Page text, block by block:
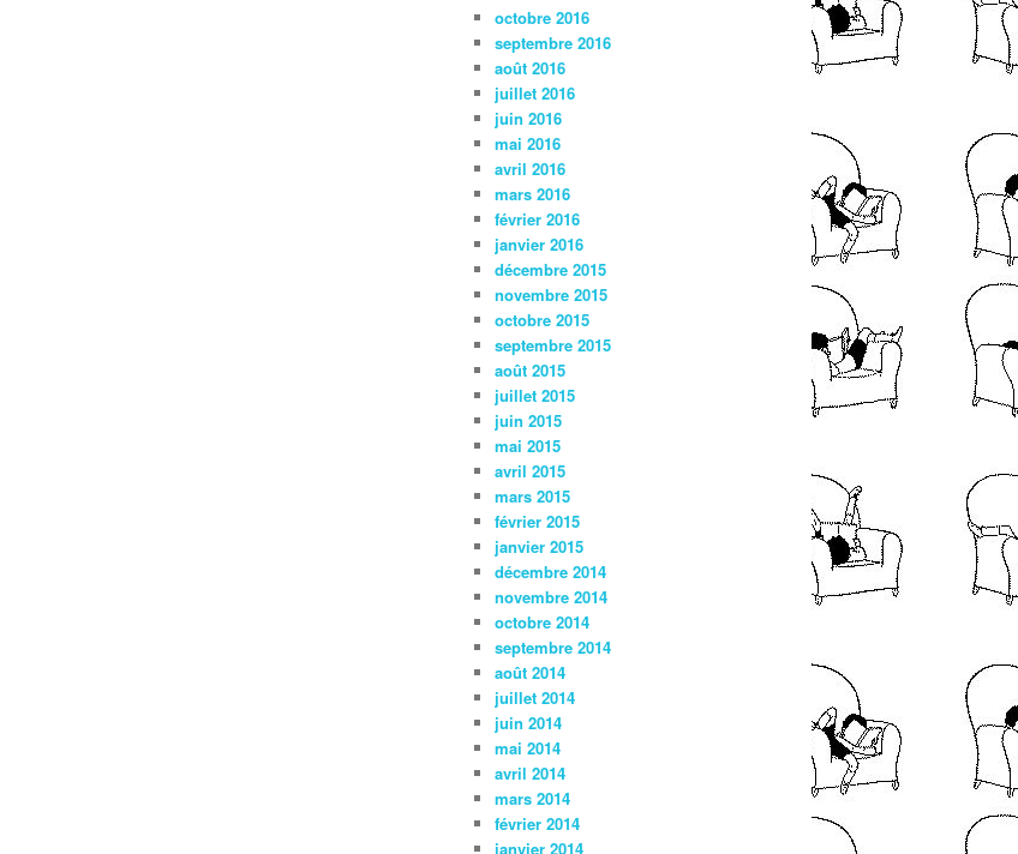
octobre 2016
septembre 2016
août 2016
juillet 2016
juin 2016
mai 2016
avril 2016
mars 2016
février 2016
janvier 2016
décembre 2015
novembre 2015
octobre 2015
septembre 2015
août 2015
juillet 2015
juin 2015
mai 2015
avril 2015
mars 2015
février 2015
janvier 2015
décembre 2014
novembre 2014
octobre 2014
septembre 2014
août 2014
juillet 2014
juin 2014
mai 2014
avril 2014
mars 2014
février 2014
janvier 2014